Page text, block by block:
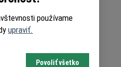
používame
upraviť.
Povoliť všetko